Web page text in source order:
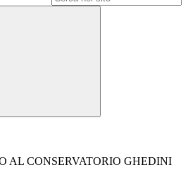
AL CONSERVATORIO GHEDINI